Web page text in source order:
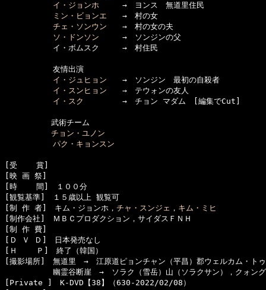
イ・ジョンホ →　ヨンス　無道里住民
ミン・ビョンエ →　村の女
チェ・ソンウン →　村の女の夫
ソ・ドンソン →　ソンジンの父
  　　　　　イ・ボムスク　　　→　村住民
  　　　　　友情出演
イ・ジュヒョン →　ソンジン　最初の自殺者
イ・スンヒョン →　テウォンの友人
イ・スク
→　チョン マダム　[編集でCut]
武術チーム
チョン・ユノン
パク・キョンスン
[受    賞]
[映 画 祭]
[時    間]　１００分
[観覧基準]　１５歳以上 観覧可
[制 作 者]　キム・ジョンホ， チャ・スンジェ ， キム・ミヒ
[制作会社]　ＭＢＣプロダクション，サイダスＦＮＨ
[制 作 費]
[Ｄ Ｖ Ｄ]　日本発売なし
[Ｈ    Ｐ]　終了（韓国）
[撮影場所]　無道里　→　江原道ピョンチャン（平昌）郡ウェルカム・ト
　　　　　幽霊谷断崖　→　ソラク（雪岳）山（ソラクサン），クォン
[Private ]　K-DVD【38】（630-2022/02/08）